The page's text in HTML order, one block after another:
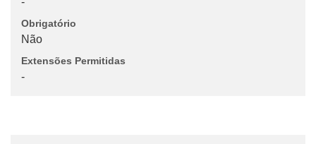
Obrigatório
Não
Extensões Permitidas
-